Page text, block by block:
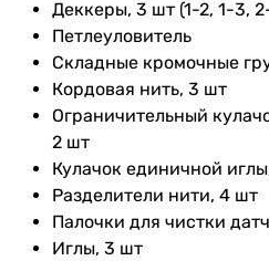
Деккеры, 3 шт (1-2, 1-3,
Петлеуловитель
Складные кромочные
Кордовая нить, 3 шт
Ограничительный
2 шт
Кулачок единичной
Разделители нити, 4 шт
Палочки для чистки
Иглы, 3 шт